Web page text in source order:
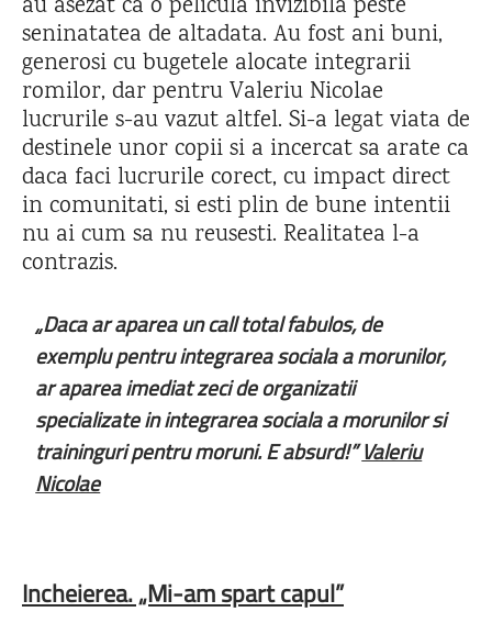
au asezat ca o pelicula invizibila peste
seninatatea de altadata. Au fost ani buni,
generosi cu bugetele alocate integrarii
romilor, dar pentru Valeriu Nicolae
lucrurile s-au vazut altfel. Si-a legat viata de
destinele unor copii si a incercat sa arate ca
daca faci lucrurile corect, cu impact direct
in comunitati, si esti plin de bune intentii
nu ai cum sa nu reusesti. Realitatea l-a
contrazis.
„Daca ar aparea un call total fabulos, de
exemplu pentru integrarea sociala a morunilor,
ar aparea imediat zeci de organizatii
specializate in integrarea sociala a morunilor si
traininguri pentru moruni. E absurd!”Valeriu
Nicolae
Incheierea. „Mi-am spart capul”